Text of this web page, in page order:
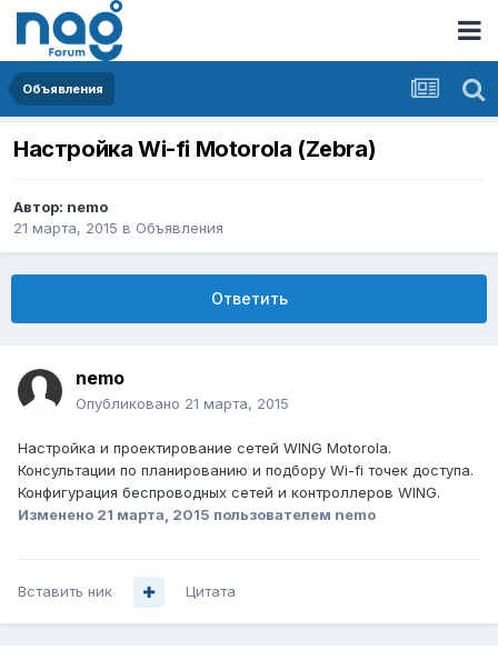
Объявления
Настройка Wi-fi Motorola (Zebra)
Автор: nemo
21 марта, 2015 в Объявления
Ответить
nemo
Опубликовано 21 марта, 2015
Настройка и проектирование сетей WING Motorola.
Консультации по планированию и подбору Wi-fi точек доступа.
Конфигурация беспроводных сетей и контроллеров WING.
Изменено 21 марта, 2015 пользователем nemo
Вставить ник Цитата